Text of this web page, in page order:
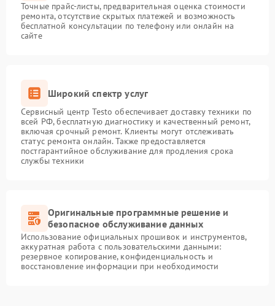
Точные прайс-листы, предварительная оценка стоимости
ремонта, отсутствие скрытых платежей и возможность
бесплатной консультации по телефону или онлайн на
сайте
Широкий спектр услуг
Сервисный центр Testo обеспечивает доставку техники по
всей РФ, бесплатную диагностику и качественный ремонт,
включая срочный ремонт. Клиенты могут отслеживать
статус ремонта онлайн. Также предоставляется
постгарантийное обслуживание для продления срока
службы техники
Оригинальные программные решение и
безопасное обслуживание данных
Использование официальных прошивок и инструментов,
аккуратная работа с пользовательскими данными:
резервное копирование, конфиденциальность и
восстановление информации при необходимости